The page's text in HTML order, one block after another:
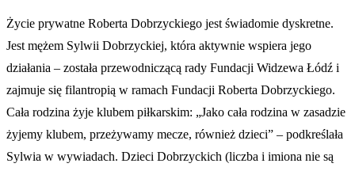
Życie prywatne Roberta Dobrzyckiego jest świadomie dyskretne.
Jest mężem Sylwii Dobrzyckiej, która aktywnie wspiera jego
działania – została przewodniczącą rady Fundacji Widzewa Łódź i
zajmuje się filantropią w ramach Fundacji Roberta Dobrzyckiego.
Cała rodzina żyje klubem piłkarskim: „Jako cała rodzina w zasadzie
żyjemy klubem, przeżywamy mecze, również dzieci” – podkreślała
Sylwia w wywiadach. Dzieci Dobrzyckich (liczba i imiona nie są